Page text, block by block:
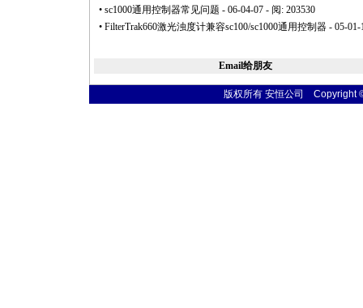
• sc1000通用控制器常见问题 - 06-04-07 - 阅: 203530
• FilterTrak660激光浊度计兼容sc100/sc1000通用控制器 - 05-01-
Email给朋友
版权所有 安恒公司 Copyright